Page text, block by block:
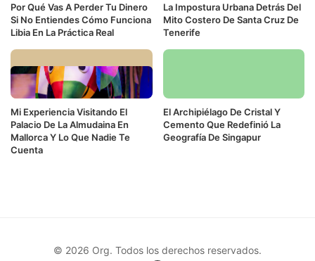
Por Qué Vas A Perder Tu Dinero
Si No Entiendes Cómo Funciona
Libia En La Práctica Real
La Impostura Urbana Detrás Del
Mito Costero De Santa Cruz De
Tenerife
Mi Experiencia Visitando El
Palacio De La Almudaina En
Mallorca Y Lo Que Nadie Te
Cuenta
El Archipiélago De Cristal Y
Cemento Que Redefinió La
Geografía De Singapur
© 2026 Org. Todos los derechos reservados.